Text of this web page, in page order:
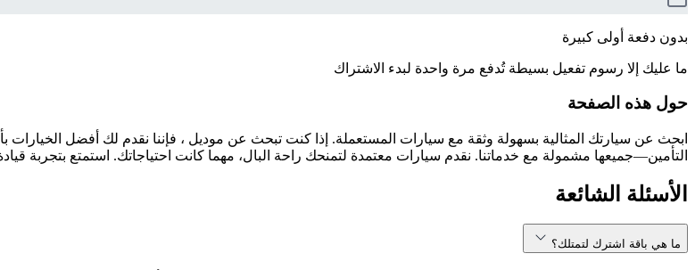
بدون دفعة أولى كبيرة
ما عليك إلا رسوم تفعيل بسيطة تُدفع مرة واحدة لبدء الاشتراك
حول هذه الصفحة
التأمين—جميعها مشمولة مع خدماتنا. نقدم سيارات معتمدة لتمنحك راحة البال، مهما كانت احتياجاتك. استمتع بتجربة
الأسئلة الشائعة
ما هي باقة اشترك لتمتلك؟